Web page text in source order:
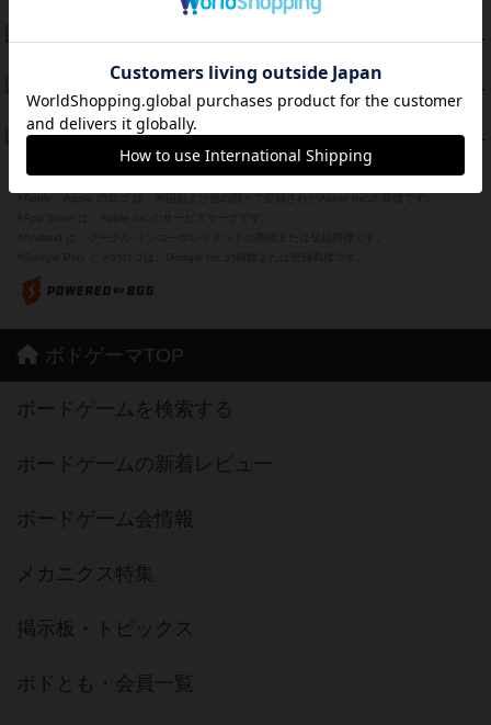
45 PT
PT
Bitter End ブタペスト救出作戦
紹介文なし 1件の投稿
42 PT
ドコジャン
紹介文あり 10件の投稿
ボドゲーマTOP
ボードゲームを検索する
ボードゲームの新着レビュー
ボードゲーム会情報
メカニクス特集
掲示板・トピックス
ボドとも・会員一覧